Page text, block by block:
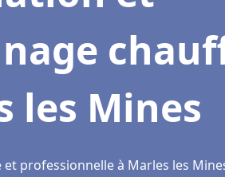
les Mines
professionnelle à Marles les